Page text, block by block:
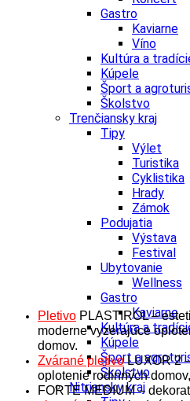
Gastro
Kaviarne
Víno
Kultúra a
Kúpele
Šport a
Školstvo
Trenčiansky kraj
Tipy
Výlet
Turistika
Cyklistika
Hrady
Zámok
Podujatia
Výstava
Festival
Ubytovanie
Wellness
Gastro
Kaviarne
Kultúra a
Kúpele
Šport a
Školstvo
Nitriansky kraj
Pletivo PLASTIROL –
moderne vyzerajúce
domov.
Zvárané pletivoLUXOR 2
oplotenie rodinných
FORTE MEDIUM –